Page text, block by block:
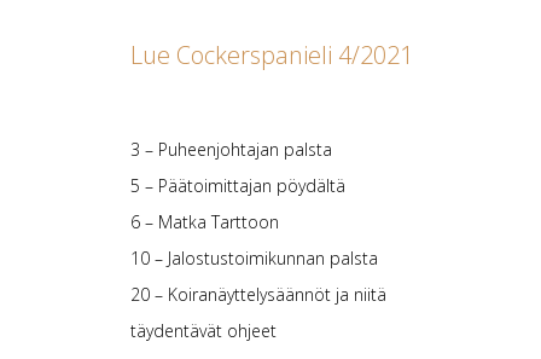
Lue Cockerspanieli 4/2021
3 – Puheenjohtajan palsta
5 – Päätoimittajan pöydältä
6 – Matka Tarttoon
10 – Jalostustoimikunnan palsta
20 – Koiranäyttelysäännöt ja niitä
täydentävät ohjeet